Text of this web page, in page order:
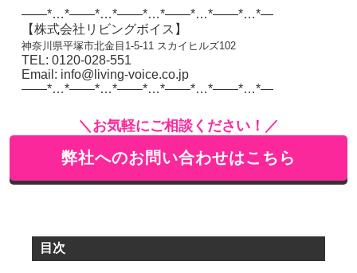
——*…*——*…*——*…*——*…*——*…*—
【株式会社リビングボイス】
神奈川県平塚市北金目1-5-11 スカイヒルズ102
TEL: 0120-028-551
Email: info@living-voice.co.jp
——*…*——*…*——*…*——*…*——*…*—
＼お気軽にご相談ください！／
弊社へのお問い合わせはこちら
目次